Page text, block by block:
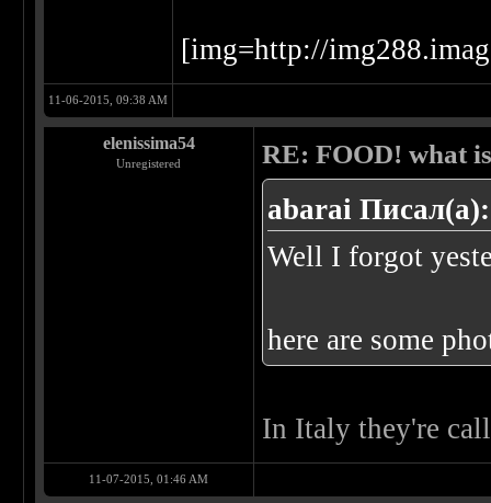
[img=http://
11-06-2015, 09:38 AM
elenissima54
Unregistered RE: FOOD! what
abarai Писал(а):
Well I forgot
here are some
In Italy they're
11-07-2015, 01:46 AM